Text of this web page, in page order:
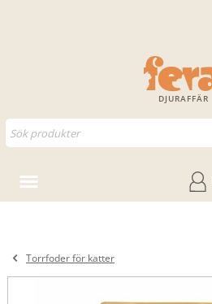
DJURAFFÄR
Torrfoder för katter